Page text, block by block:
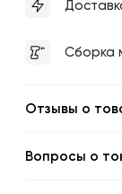
Сборка
Отзывы о
Вопросы о